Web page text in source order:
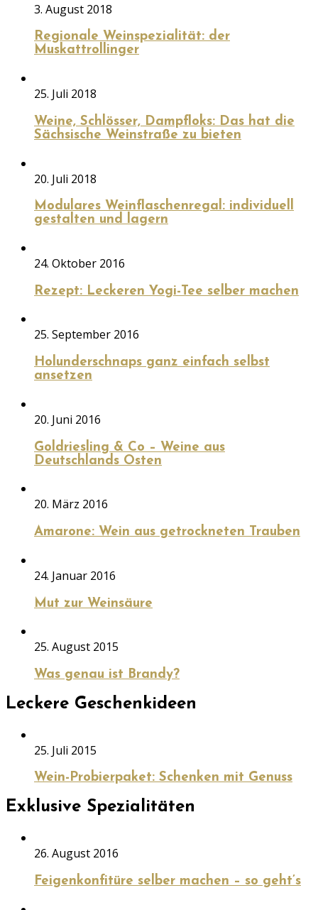
3. August 2018
Regionale Weinspezialität: der
Muskattrollinger
25. Juli 2018
Weine, Schlösser, Dampfloks: Das hat die
Sächsische Weinstraße zu bieten
20. Juli 2018
Modulares Weinflaschenregal: individuell
gestalten und lagern
24. Oktober 2016
Rezept: Leckeren Yogi-Tee selber machen
25. September 2016
Holunderschnaps ganz einfach selbst
ansetzen
20. Juni 2016
Goldriesling & Co – Weine aus
Deutschlands Osten
20. März 2016
Amarone: Wein aus getrockneten Trauben
24. Januar 2016
Mut zur Weinsäure
25. August 2015
Was genau ist Brandy?
Leckere Geschenkideen
25. Juli 2015
Wein-Probierpaket: Schenken mit Genuss
Exklusive Spezialitäten
26. August 2016
Feigenkonfitüre selber machen – so geht’s